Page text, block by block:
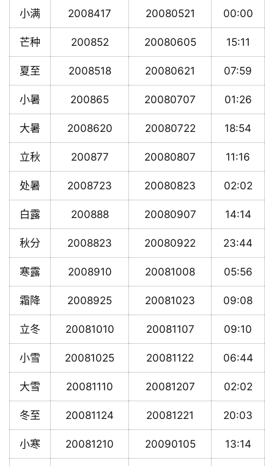
小满 2008417 20080521 00:00
芒种 200852 20080605 15:11
夏至 2008518 20080621 07:59
小暑 200865 20080707 01:26
大暑 2008620 20080722 18:54
立秋 200877 20080807 11:16
处暑 2008723 20080823 02:02
白露 200888 20080907 14:14
秋分 2008823 20080922 23:44
寒露 2008910 20081008 05:56
霜降 2008925 20081023 09:08
立冬 20081010 20081107 09:10
小雪 20081025 20081122 06:44
大雪 20081110 20081207 02:02
冬至 20081124 20081221 20:03
小寒 20081210 20090105 13:14